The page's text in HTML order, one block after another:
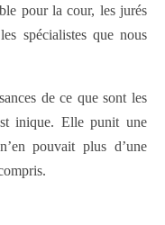
pour la cour, les jurés
spécialistes que nous
de ce que sont les
inique. Elle punit une
pouvait plus d’une